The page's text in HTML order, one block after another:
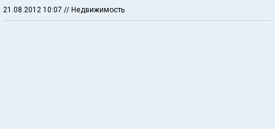
21.08.2012 10:07 // Недвижимость